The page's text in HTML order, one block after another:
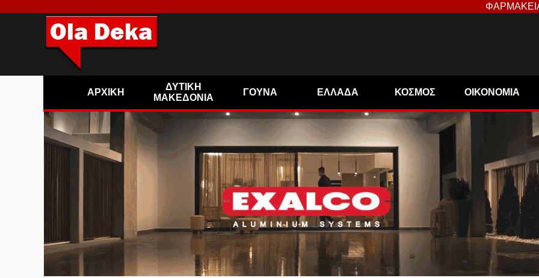
ΑΡΧΙΚΗ
ΔΥΤΙΚΗ
ΜΑΚΕΔΟΝΙΑ
ΓΟΥΝΑ ΕΛΛΑΔΑ ΚΟΣΜΟΣ ΟΙΚΟΝΟΜΙΑ